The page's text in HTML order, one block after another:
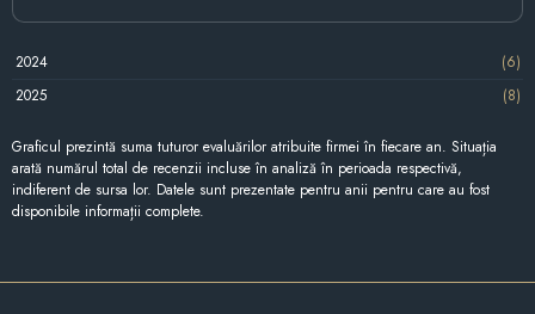
2024
(6)
2025
(8)
Graficul prezintă suma tuturor evaluărilor atribuite firmei în fiecare an. Situația
arată numărul total de recenzii incluse în analiză în perioada respectivă,
indiferent de sursa lor. Datele sunt prezentate pentru anii pentru care au fost
disponibile informații complete.